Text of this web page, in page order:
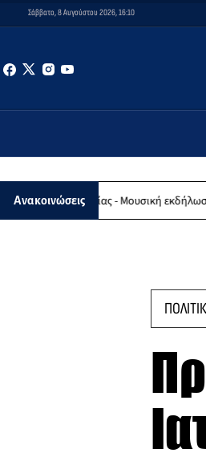
Σάββατο, 8 Αυγούστου 2026, 16:10
Ανακοινώσεις
- Μουσική εκδήλωση